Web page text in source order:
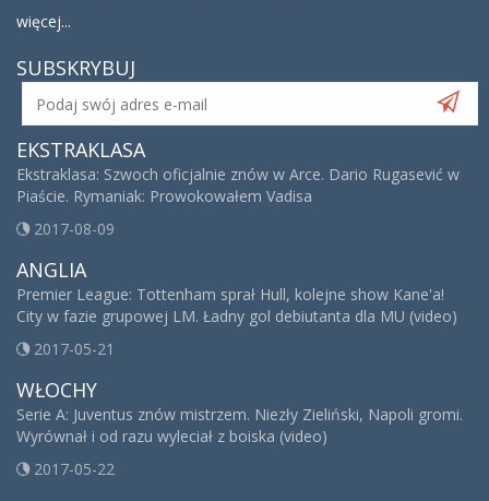
więcej...
SUBSKRYBUJ
EKSTRAKLASA
Ekstraklasa: Szwoch oficjalnie znów w Arce. Dario Rugasević w
Piaście. Rymaniak: Prowokowałem Vadisa
2017-08-09
ANGLIA
Premier League: Tottenham sprał Hull, kolejne show Kane'a!
City w fazie grupowej LM. Ładny gol debiutanta dla MU (video)
2017-05-21
WŁOCHY
Serie A: Juventus znów mistrzem. Niezły Zieliński, Napoli gromi.
Wyrównał i od razu wyleciał z boiska (video)
2017-05-22